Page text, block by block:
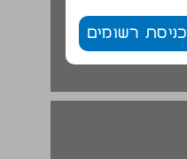
כניסת רשומים